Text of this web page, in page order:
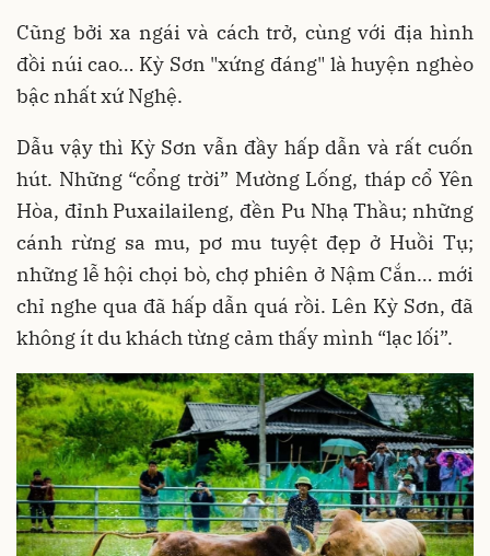
Cũng bởi xa ngái và cách trở, cùng với địa hình
đồi núi cao… Kỳ Sơn "xứng đáng" là huyện nghèo
bậc nhất xứ Nghệ.
Dẫu vậy thì Kỳ Sơn vẫn đầy hấp dẫn và rất cuốn
hút. Những “cổng trời” Mường Lống, tháp cổ Yên
Hòa, đỉnh Puxailaileng, đền Pu Nhạ Thầu; những
cánh rừng sa mu, pơ mu tuyệt đẹp ở Huồi Tụ;
những lễ hội chọi bò, chợ phiên ở Nậm Cắn… mới
chỉ nghe qua đã hấp dẫn quá rồi. Lên Kỳ Sơn, đã
không ít du khách từng cảm thấy mình “lạc lối”.